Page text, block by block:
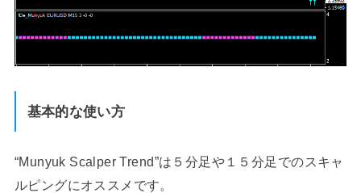
基本的な使い方
“Munyuk Scalper Trend”は５分足や１５分足でのスキャ
ルピングにオススメです。